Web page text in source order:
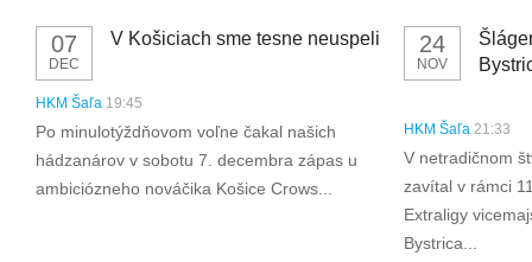
07
DEC
V Košiciach sme tesne neuspeli
HKM Šaľa 19:45
Po minulotýždňovom voľne čakal našich
hádzanárov v sobotu 7. decembra zápas u
ambiciózneho nováčika Košice Crows...
24
NOV
HKM Šaľa 21:33
V netradičnom
zavítal v rámci
Extraligy
Bystrica...